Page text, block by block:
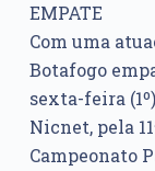
EMPATE
Com uma
Botafogo
sexta-feira
Nicnet, pela
Campeonato